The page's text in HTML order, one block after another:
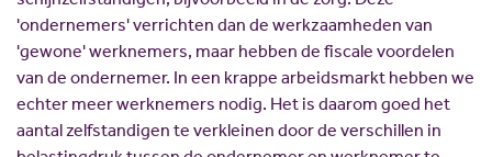
'ondernemers' verrichten dan de werkzaamheden van
'gewone' werknemers, maar hebben de fiscale voordelen
van de ondernemer. In een krappe arbeidsmarkt hebben we
echter meer werknemers nodig. Het is daarom goed het
aantal zelfstandigen te verkleinen door de verschillen in